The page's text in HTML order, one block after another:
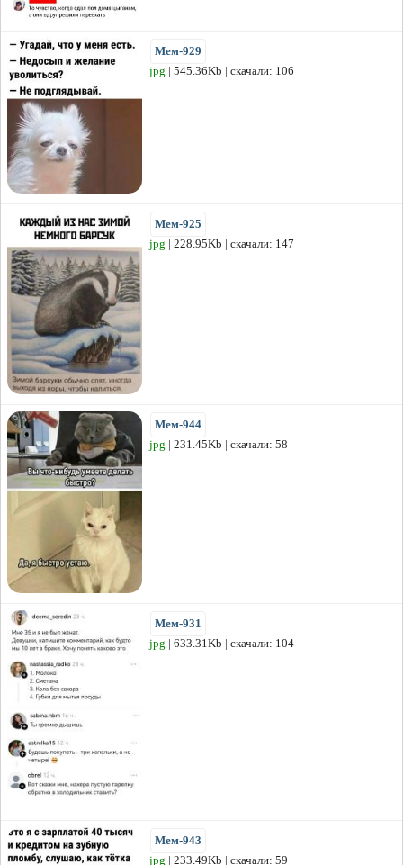
Мем-929
jpg | 545.36Kb | скачали: 106
Мем-925
jpg | 228.95Kb | скачали: 147
Мем-944
jpg | 231.45Kb | скачали: 58
Мем-931
jpg | 633.31Kb | скачали: 104
Мем-943
jpg | 233.49Kb | скачали: 59